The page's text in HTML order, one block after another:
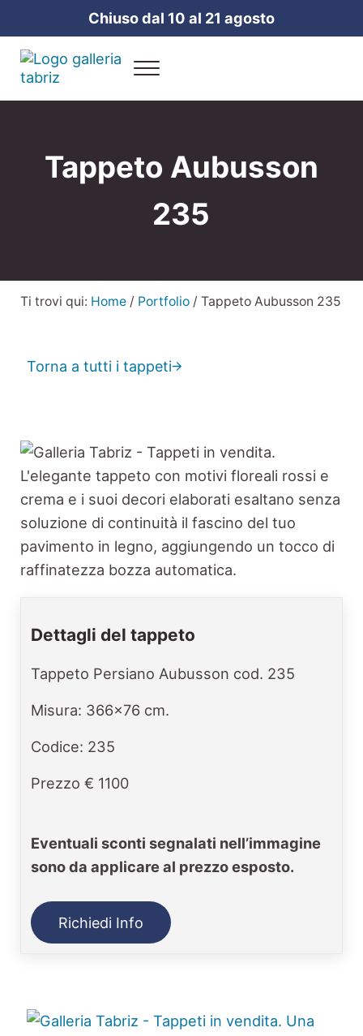
Passa al contenuto principale
Skip to header right navigation
Skip to site footerChiuso dal 10 al 21 agosto
Galleria Tabriz
Menu
Tappeto Aubusson
235
Ti trovi qui: Home / Portfolio /Tappeto Aubusson 235
Torna a tutti i tappeti
Dettagli del tappeto
Tappeto Persiano Aubusson cod. 235
Misura: 366x76 cm.
Codice: 235
Prezzo € 1100
Eventuali sconti segnalati nell’immagine
sono da applicare al prezzo esposto.
Richiedi Info